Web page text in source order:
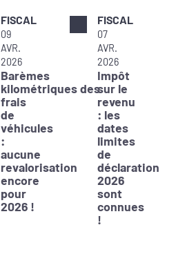
FISCAL
09
AVR.
2026
Barèmes
kilométriques des
frais
de
véhicules
:
aucune
revalorisation
encore
pour
2026 !
FISCAL
07
AVR.
2026
Impôt
sur le
revenu
: les
dates
limites
de
déclaration
2026
sont
connues
!